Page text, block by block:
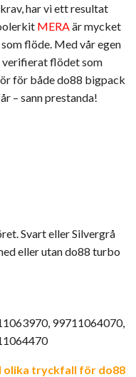
har vi ett resultat
MERAär mycket
flöde. Med vår egen
verifierat flödet som
för både do88 bigpack
– sann prestanda!
Svart eller Silvergrå
eller utan do88 turbo
99711064070,
olika tryckfall för do88